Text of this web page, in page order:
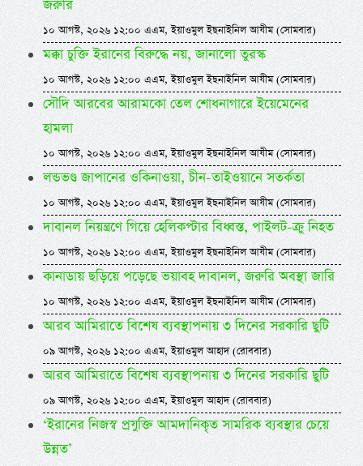
জরুরি
১০ আগস্ট, ২০২৬ ১২:০০ এএম, ইয়াওমুল ইছনাইনিল আযীম (সোমবার)
মক্কা চুক্তি ইরানের বিরুদ্ধে নয়, জানালো তুরস্ক
১০ আগস্ট, ২০২৬ ১২:০০ এএম, ইয়াওমুল ইছনাইনিল আযীম (সোমবার)
সৌদি আরবের আরামকো তেল শোধনাগারে ইয়েমেনের
হামলা
১০ আগস্ট, ২০২৬ ১২:০০ এএম, ইয়াওমুল ইছনাইনিল আযীম (সোমবার)
লন্ডভণ্ড জাপানের ওকিনাওয়া, চীন-তাইওয়ানে সতর্কতা
১০ আগস্ট, ২০২৬ ১২:০০ এএম, ইয়াওমুল ইছনাইনিল আযীম (সোমবার)
দাবানল নিয়ন্ত্রণে গিয়ে হেলিকপ্টার বিধ্বস্ত, পাইলট-ক্রু নিহত
১০ আগস্ট, ২০২৬ ১২:০০ এএম, ইয়াওমুল ইছনাইনিল আযীম (সোমবার)
কানাডায় ছড়িয়ে পড়েছে ভয়াবহ দাবানল, জরুরি অবস্থা জারি
১০ আগস্ট, ২০২৬ ১২:০০ এএম, ইয়াওমুল ইছনাইনিল আযীম (সোমবার)
আরব আমিরাতে বিশেষ ব্যবস্থাপনায় ৩ দিনের সরকারি ছুটি
০৯ আগস্ট, ২০২৬ ১২:০০ এএম, ইয়াওমুল আহাদ (রোববার)
আরব আমিরাতে বিশেষ ব্যবস্থাপনায় ৩ দিনের সরকারি ছুটি
০৯ আগস্ট, ২০২৬ ১২:০০ এএম, ইয়াওমুল আহাদ (রোববার)
‘ইরানের নিজস্ব প্রযুক্তি আমদানিকৃত সামরিক ব্যবস্থার চেয়ে
উন্নত’